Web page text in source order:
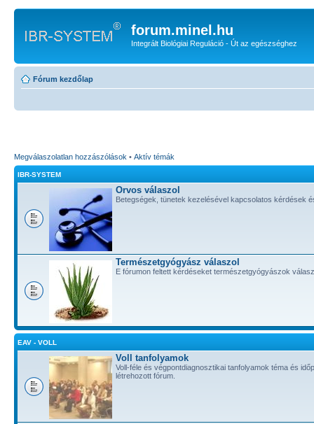
forum.minel.hu
Integrált Biológiai Reguláció - Út az egészséghez
Fórum kezdőlap
Megválaszolatlan hozzászólások • Aktív témák
IBR-SYSTEM
Orvos válaszol
Betegségek, tünetek kezelésével kapcsolatos kérdések
Természetgyógyász válaszol
E fórumon feltett kérdéseket természetgyógyászok
EAV - VOLL
Voll tanfolyamok
Voll-féle és végpontdiagnosztikai tanfolyamok téma és
létrehozott fórum.